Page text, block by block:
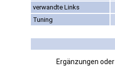
verwandte Links
Tuning
Ergänzungen